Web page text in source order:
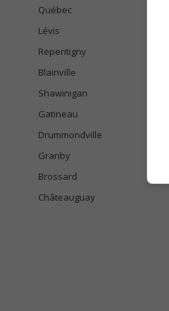
Québec
Lévis
Repentigny
Blainville
Shawinigan
Gatineau
Drummondville
Granby
Brossard
Châteauguay